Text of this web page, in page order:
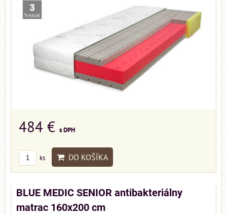
484 € s DPH
ks DO KOŠÍKA
BLUE MEDIC SENIOR antibakteriálny
matrac 160x200 cm